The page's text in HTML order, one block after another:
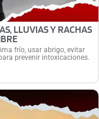
LLUVIAS Y RACHAS
frío, usar abrigo, evitar
prevenir intoxicaciones.